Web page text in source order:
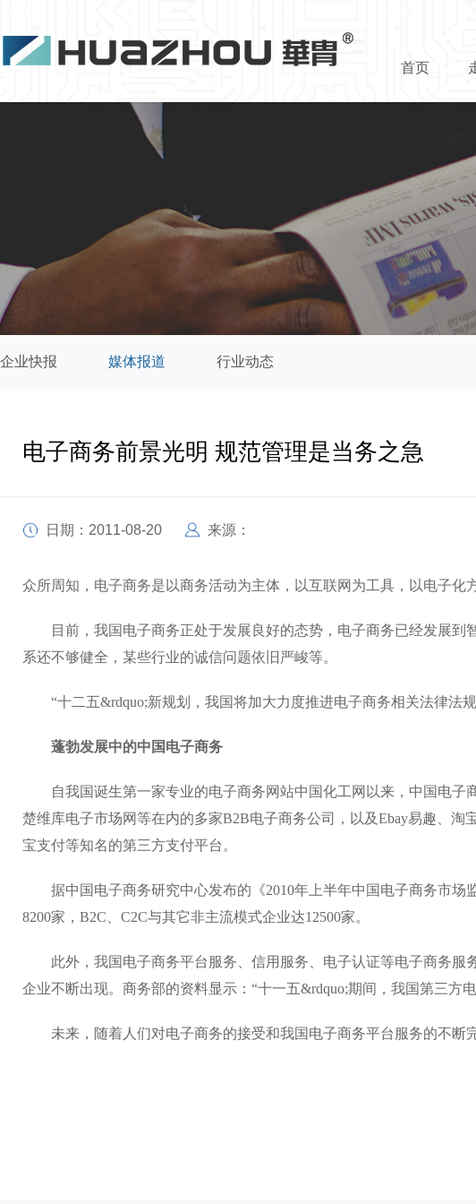
首页
企业快报 媒体报道 行业动态
电子商务前景光明 规范管理是当务之急
日期：2011-08-20 来源：
众所周知， 电子商务是以商务活动为主体，以互联网为工具 ，以电子化
目前，我国电子商务正处于发展良好的态势，电子商务已经发展到
系还不够健全，某些行业的诚信问题依旧严峻等。
“十二五&rdquo;新规划，我国将加大力度推进电子商务相关法律法
蓬勃发展中的中国电子商务
自我国诞生第一家专业的电子商务网站中国化工网以来，中国电子
楚维库电子市场网等在内的多家B2B电子商务公司，以及Ebay易趣、
宝支付等知名的第三方支付平台。
据中国电子商务研究中心发布的《2010年上半年中国电子商务市场
8200家，B2C、C2C与其它非主流模式企业达12500家。
此外，我国电子商务平台服务、信用服务、电子认证等电子商务服
企业不断出现。商务部的资料显示：“十一五&rdquo;期间，我国第三方
未来，随着人们对电子商务的接受和我国电子商务平台服务的不断